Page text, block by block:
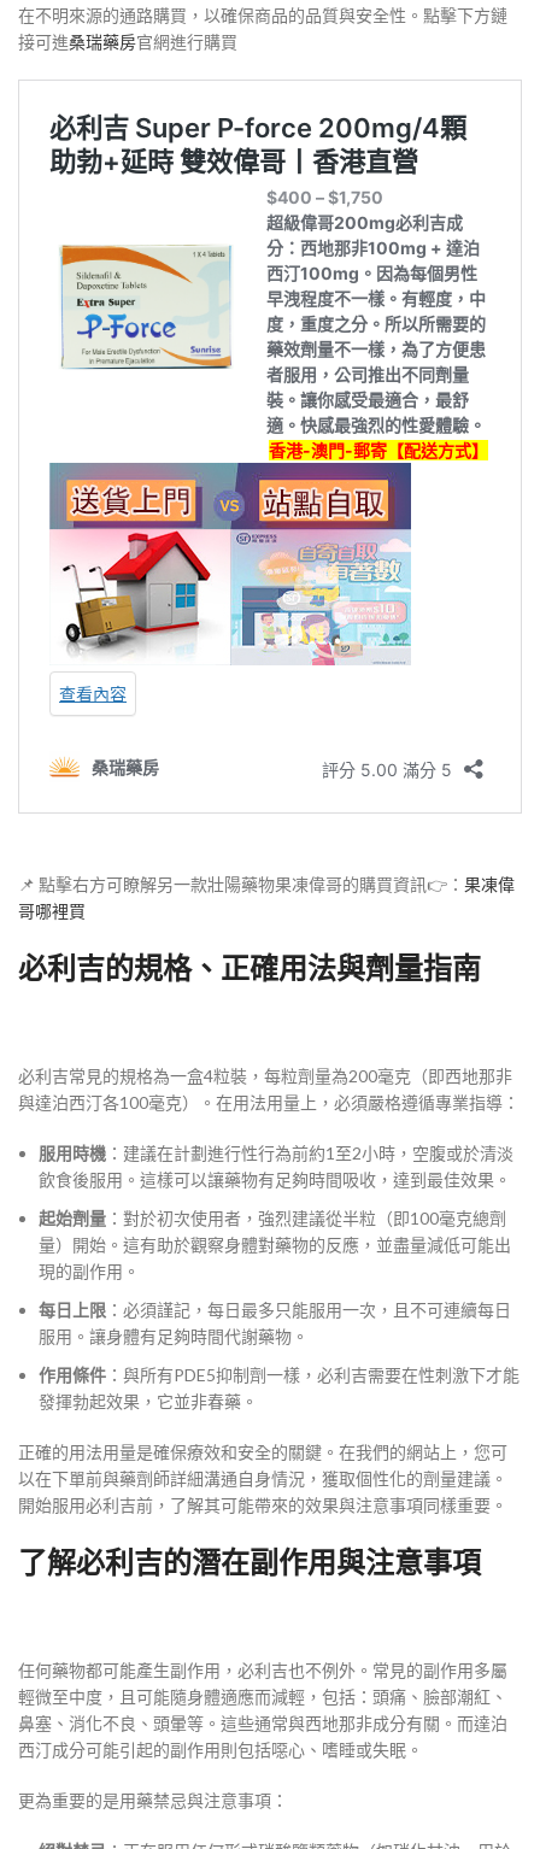
在不明來源的通路購買，以確保商品的品質與安全性。點擊下方鏈
接可進桑瑞藥房官網進行購買
📌 點擊右方可瞭解另一款壯陽藥物果凍偉哥的購買資訊👉： 果凍偉
哥哪裡買
必利吉的規格、正確用法與劑量指南
必利吉常見的規格為一盒4粒裝，每粒劑量為200毫克（即西地那非
與達泊西汀各100毫克）。在用法用量上，必須嚴格遵循專業指導：
服用時機 ：建議在計劃進行性行為前約1至2小時，空腹或於清淡
飲食後服用。這樣可以讓藥物有足夠時間吸收，達到最佳效果。
起始劑量 ：對於初次使用者，強烈建議從半粒（即100毫克總劑
量）開始。這有助於觀察身體對藥物的反應，並盡量減低可能出
現的副作用。
每日上限 ：必須謹記，每日最多只能服用一次，且不可連續每日
服用。讓身體有足夠時間代謝藥物。
作用條件 ：與所有PDE5抑制劑一樣，必利吉需要在性刺激下才能
發揮勃起效果，它並非春藥。
正確的用法用量是確保療效和安全的關鍵。在我們的網站上，您可
以在下單前與藥劑師詳細溝通自身情況，獲取個性化的劑量建議。
開始服用必利吉前，了解其可能帶來的效果與注意事項同樣重要。
了解必利吉的潛在副作用與注意事項
任何藥物都可能產生副作用，必利吉也不例外。常見的副作用多屬
輕微至中度，且可能隨身體適應而減輕，包括：頭痛、臉部潮紅、
鼻塞、消化不良、頭暈等。這些通常與西地那非成分有關。而達泊
西汀成分可能引起的副作用則包括噁心、嗜睡或失眠。
更為重要的是用藥禁忌與注意事項：